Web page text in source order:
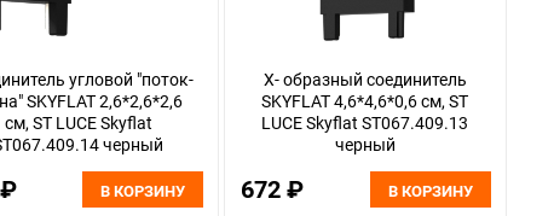
угловой "поток-
SKYFLAT 2,6*2,6*2,6
см, ST LUCE Skyflat
черный
В КОРЗИНУ
X- образный соединитель
SKYFLAT 4,6*4,6*0,6 см, ST
LUCE Skyflat ST067.409.13
черный
672 ₽ В КОРЗИНУ